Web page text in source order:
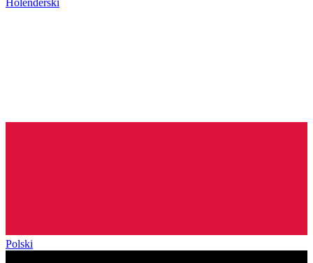
Holenderski
Polski